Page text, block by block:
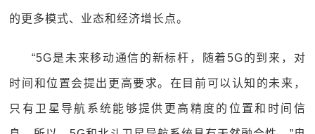
的更多模式、业态和经济增长点。
“5G是未来移动通信的新标杆，随着5G的到来，对
时间和位置会提出更高要求。在目前可以认知的未来，
只有卫星导航系统能够提供更高精度的位置和时间信